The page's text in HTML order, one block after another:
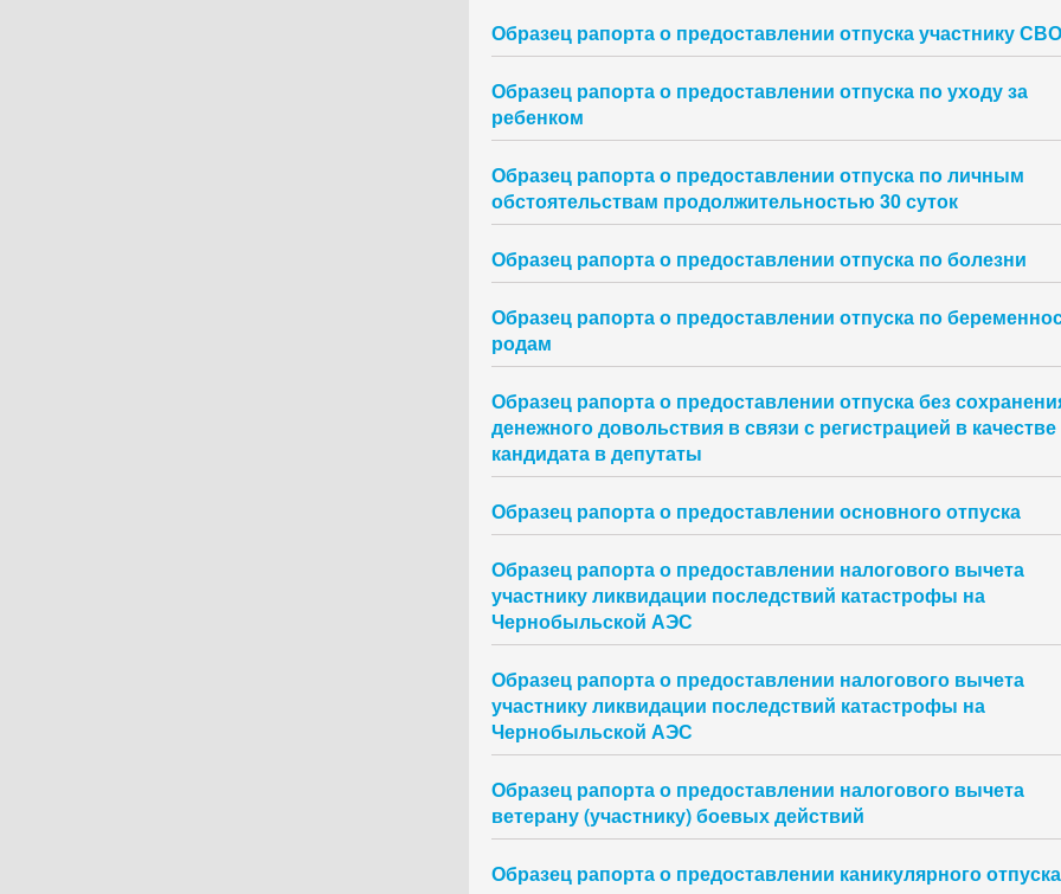
Образец рапорта о предоставлении отпуска участнику СВО
Образец рапорта о предоставлении отпуска по уходу за
ребенком
Образец рапорта о предоставлении отпуска по личным
обстоятельствам продолжительностью 30 суток
Образец рапорта о предоставлении отпуска по болезни
Образец рапорта о предоставлении отпуска по
родам
Образец рапорта о предоставлении отпуска без
денежного довольствия в связи с регистрацией в качестве
кандидата в депутаты
Образец рапорта о предоставлении основного отпуска
Образец рапорта о предоставлении налогового вычета
участнику ликвидации последствий катастрофы на
Чернобыльской АЭС
Образец рапорта о предоставлении налогового вычета
участнику ликвидации последствий катастрофы на
Чернобыльской АЭС
Образец рапорта о предоставлении налогового вычета
ветерану (участнику) боевых действий
Образец рапорта о предоставлении каникулярного отпуска